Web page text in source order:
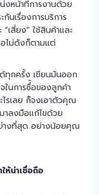
งหน้าที่การงานด้วย
นเรื่องการบริการ
เสี่ยง” ใช้สินค้าและ
ไม่ดังก็ตามแต่
ทุกครั้ง เขียนมันออก
ในการซื่้อของลูกค้า
รเลย ก็จงเอาตัวคุณ
าลงมือแก้ไขด้วย
ย่างที่สุด อย่างน้อยคุณ
ห้น่าเชื่อถือ